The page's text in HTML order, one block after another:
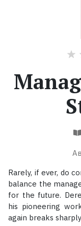
книги
Экранизации
Коллекции
Rarely, if ever, do
balance the
for the future.
his pioneering
again breaks